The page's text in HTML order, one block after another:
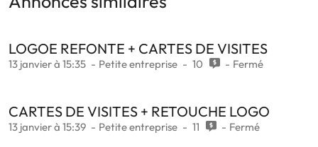
LOGOE REFONTE + CARTES DE VISITES
13 janvier à 15:35 Petite entreprise 10 Fermé
CARTES DE VISITES + RETOUCHE LOGO
13 janvier à 15:39 Petite entreprise 11 Fermé